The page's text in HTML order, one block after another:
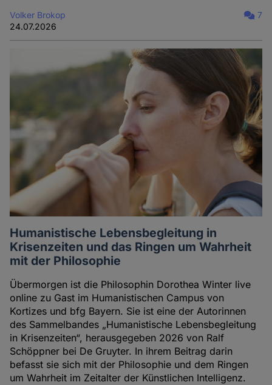
Volker Brokop
24.07.2026
7
Humanistische Lebensbegleitung in
Krisenzeiten und das Ringen um Wahrheit
mit der Philosophie
Übermorgen ist die Philosophin Dorothea Winter live
online zu Gast im Humanistischen Campus von
Kortizes und bfg Bayern. Sie ist eine der Autorinnen
des Sammelbandes „Humanistische Lebensbegleitung
in Krisenzeiten“, herausgegeben 2026 von Ralf
Schöppner bei De Gruyter. In ihrem Beitrag darin
befasst sie sich mit der Philosophie und dem Ringen
um Wahrheit im Zeitalter der Künstlichen Intelligenz.